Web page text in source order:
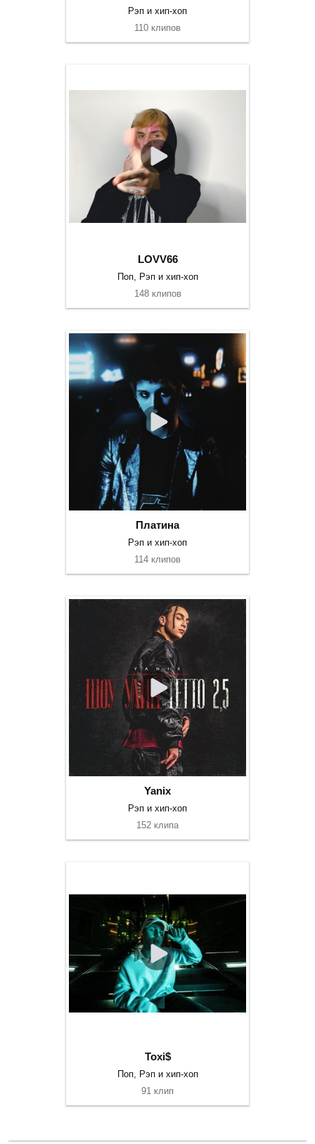
Рэп и хип-хоп
110 клипов
LOVV66
Поп, Рэп и хип-хоп
148 клипов
Платина
Рэп и хип-хоп
114 клипов
Yanix
Рэп и хип-хоп
152 клипа
Toxi$
Поп, Рэп и хип-хоп
91 клип